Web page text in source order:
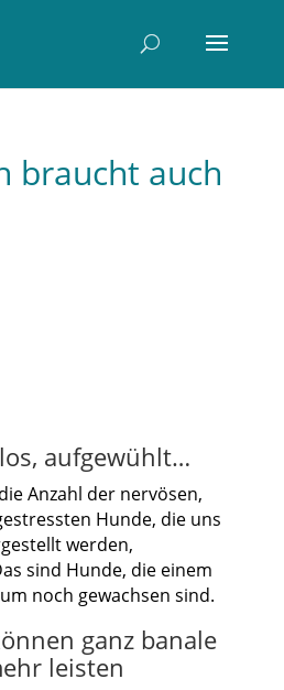
braucht auch
aufgewühlt…
Anzahl der nervösen,
Hunde, die uns
werden,
sind Hunde, die einem
noch gewachsen sind.
ganz banale
leisten